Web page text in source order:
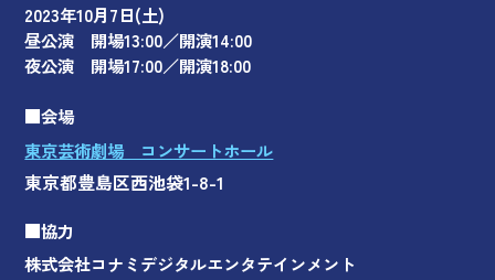
2023年10月7日(土)
昼公演 開場13:00／開演14:00
夜公演 開場17:00／開演18:00
■会場
東京芸術劇場 コンサートホール
東京都豊島区西池袋1-8-1
■協力
株式会社コナミデジタルエンタテインメント